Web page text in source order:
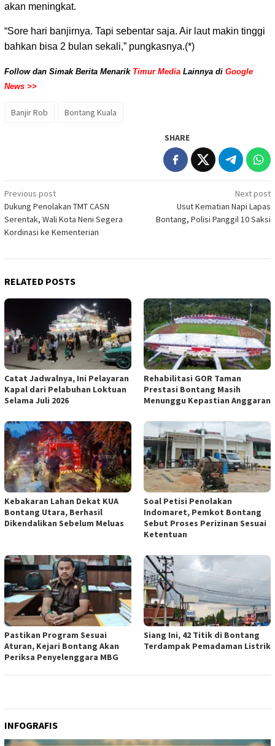
akan meningkat.
“Sore hari banjirnya. Tapi sebentar saja. Air laut makin tinggi
bahkan bisa 2 bulan sekali,” pungkasnya.(*)
Follow dan Simak Berita Menarik Timur Media Lainnya di Google
News >>
Banjir Rob Bontang Kuala
SHARE
Post
navigation
Previous post
Dukung Penolakan TMT CASN
Serentak, Wali Kota Neni Segera
Kordinasi ke Kementerian
Next post
Usut Kematian Napi Lapas
Bontang, Polisi Panggil 10 Saksi
RELATED POSTS
Catat Jadwalnya, Ini Pelayaran
Kapal dari Pelabuhan Loktuan
Selama Juli 2026
Rehabilitasi GOR Taman
Prestasi Bontang Masih
Menunggu Kepastian Anggaran
Kebakaran Lahan Dekat KUA
Bontang Utara, Berhasil
Dikendalikan Sebelum Meluas
Soal Petisi Penolakan
Indomaret, Pemkot Bontang
Sebut Proses Perizinan Sesuai
Ketentuan
Pastikan Program Sesuai
Aturan, Kejari Bontang Akan
Periksa Penyelenggara MBG
Siang Ini, 42 Titik di Bontang
Terdampak Pemadaman Listrik
INFOGRAFIS